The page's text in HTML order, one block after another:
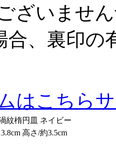
ざいませ
、裏印の
はこちら
紋楕円皿 ネイビー
高さ/約3.5cm